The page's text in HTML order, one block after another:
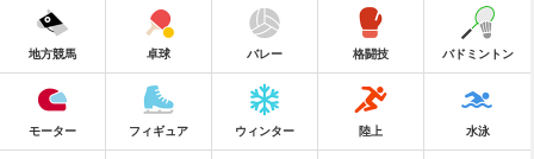
地方競馬 卓球 バレー 格闘技 バドミントン
モーター フィギュア ウィンター 陸上 水泳